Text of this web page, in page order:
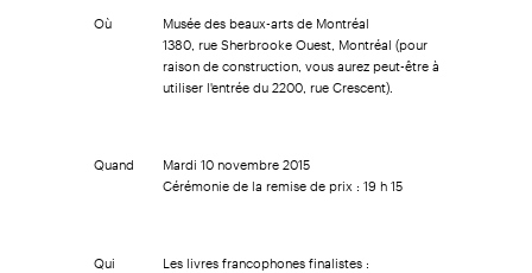
Où Musée des beaux-arts de Montréal
1380, rue Sherbrooke Ouest, Montréal (pour
raison de construction, vous aurez peut-être à
utiliser l'entrée du 2200, rue Crescent).
Quand Mardi 10 novembre 2015
Cérémonie de la remise de prix : 19 h 15
Qui
Les livres francophones finalistes :